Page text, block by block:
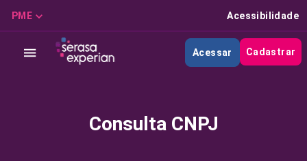
PME Acessibilidade
Acessar Cadastrar
Consulta CNPJ